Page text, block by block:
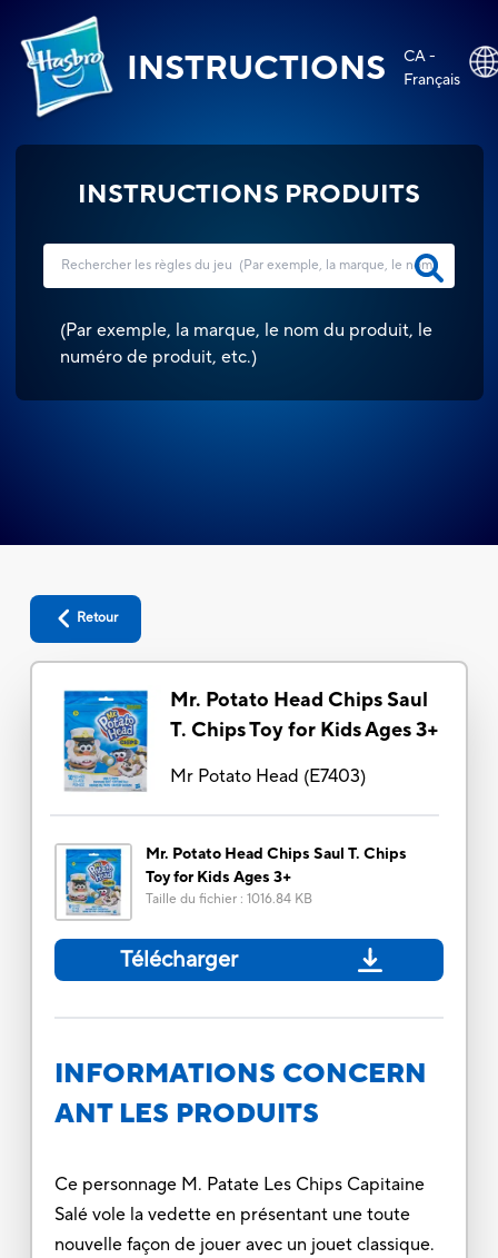
INSTRUCTIONS
CA -
Français
INSTRUCTIONS PRODUITS
(Par exemple, la marque, le nom du produit, le
numéro de produit, etc.)
Retour
Mr. Potato Head Chips Saul
T. Chips Toy for Kids Ages 3+
Mr Potato Head (E7403)
Mr. Potato Head Chips Saul T. Chips
Toy for Kids Ages 3+
Taille du fichier: 1016.84 KB
Télécharger
INFORMATIONS CONCERN
ANT LES PRODUITS
Ce personnage M. Patate Les Chips Capitaine
Salé vole la vedette en présentant une toute
nouvelle façon de jouer avec un jouet classique.